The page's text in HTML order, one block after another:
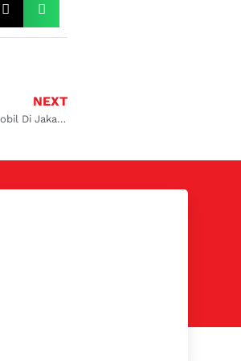
NEXT
Bengkel Service AC Mobil Di Jakarta